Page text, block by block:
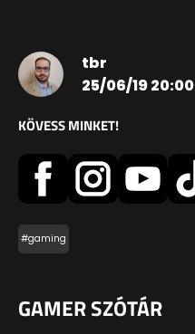
tbr
25/06/19 20:00
KÖVESS MINKET!
#gaming
GAMER SZÓTÁR